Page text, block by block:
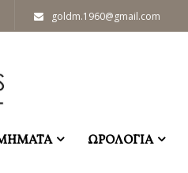
goldm.1960@gmail.com
ΩΡΟΛΟΓΙΑ